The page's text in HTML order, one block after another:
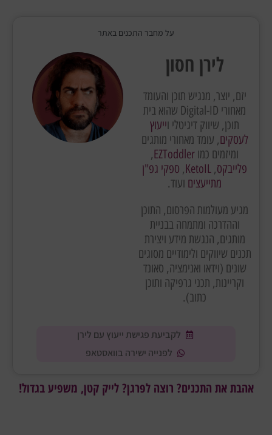
על מחבר התכנים באתר
לירן חסון
יזם, יוצר, מנגיש תוכן והעומד
מאחורי Digital-ID שהוא בית
תוכן, שיווק דיגיטלי וייעוץ
לעסקים, עומד מאחורי מותגים
ומיזמים כמו EZToddler
,
פלייבקס,
KetoIL
, ספקי גפ"ן
מתייעצים ועוד.
מגיע מעולמות הפרסום, התוכן
וההדרכה ומתמחה בבניית
מותגים, הנגשת מידע ויצירת
תכנים שיווקים ולימודיים מסוגים
שונים (וידאו ואנימציה, סאונד
וקריינות, תכני גרפיקה ותוכן
כתוב).
לקביעת פגישת ייעוץ עם לירן
לפנייה ישירה בוואסטאפ
אהבת את התכנים? רוצה לפרגן? לייק קטן, משפיע בגדול!